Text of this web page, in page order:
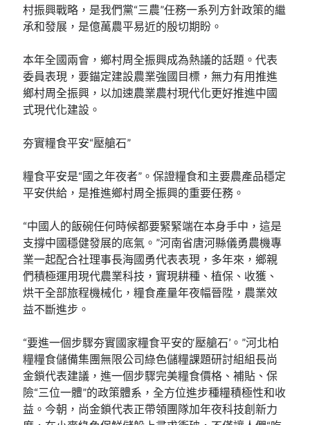
村振興戰略，是我們黨“三農”任務一系列方針政策的繼
承和發展，是億萬農平易近的殷切期盼。
本年全國兩會，鄉村周全振興成為熱議的話題。代表
委員表現，要錨定建設農業強國目標，無力有用推進
鄉村周全振興，以加速農業農村現代化更好推進中國
式現代化建設。
夯實糧食平安“壓艙石”
糧食平安是“國之年夜者”。保證糧食和主要農產品穩定
平安供給，是推進鄉村周全振興的重要任務。
“中國人的飯碗任何時候都要緊緊端在本身手中，這是
支撐中國穩健發展的底氣。”河南省唐河縣儀勇農機專
業一起配合社理事長海國勇代表表現，多年來，鄉親
們積極運用現代農業科技，實現耕種、植保、收獲、
烘干全部旅程機械化，糧食產量年夜幅晉陞，農業效
益不斷進步。
“要進一個步驟夯實國家糧食平安的‘壓艙石’。”河北柏
糧糧食儲備集團無限公司綠色儲糧課題研討組組長尚
金鎖代表建議，進一個步驟完美糧食價格、補貼、保
險“三位一體”的政策體系，全方位進步種糧積極性和收
益。今朝，尚金鎖代表正帶領團隊加年夜科技創新力